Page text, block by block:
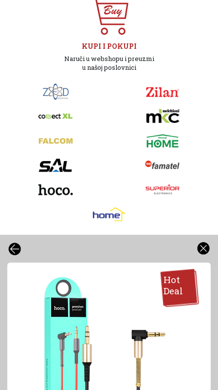
KUPI I POKUPI
Naruči u webshopu i preuzmi
u našoj poslovnici
Hot
Deal